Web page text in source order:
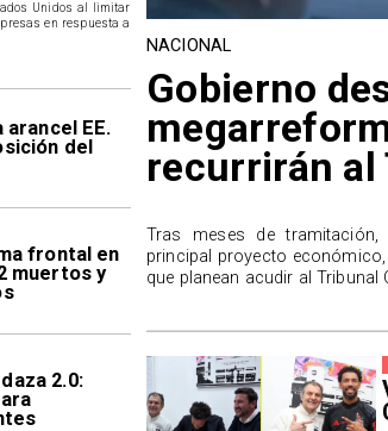
arancel EE.
del
frontal en
muertos y
2.0:
Unidos al limitar
en respuesta a
NACIONAL
Gobierno
recurrirán al
Tras meses de
principal proyecto
que planean acudir al Tribunal